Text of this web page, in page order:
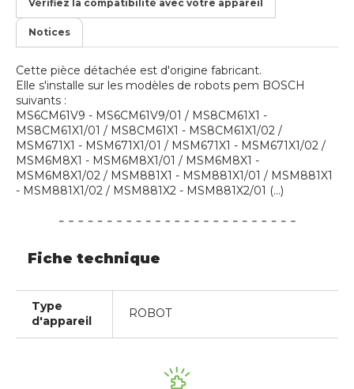
Vérifiez la compatibilité avec votre appareil
Notices
Cette pièce détachée est d'origine fabricant.
Elle s'installe sur les modèles de robots pem BOSCH
suivants :
MS6CM61V9 - MS6CM61V9/01 / MS8CM61X1 -
MS8CM61X1/01 / MS8CM61X1 - MS8CM61X1/02 /
MSM671X1 - MSM671X1/01 / MSM671X1 - MSM671X1/02 /
MSM6M8X1 - MSM6M8X1/01 / MSM6M8X1 -
MSM6M8X1/02 / MSM881X1 - MSM881X1/01 / MSM881X1
- MSM881X1/02 / MSM881X2 - MSM881X2/01 (...)
Fiche technique
Type
d'appareil
ROBOT